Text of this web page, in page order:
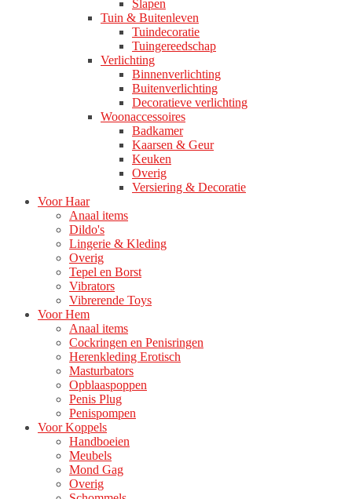
Slapen
Tuin & Buitenleven
Tuindecoratie
Tuingereedschap
Verlichting
Binnenverlichting
Buitenverlichting
Decoratieve verlichting
Woonaccessoires
Badkamer
Kaarsen & Geur
Keuken
Overig
Versiering & Decoratie
Voor Haar
Anaal items
Dildo's
Lingerie & Kleding
Overig
Tepel en Borst
Vibrators
Vibrerende Toys
Voor Hem
Anaal items
Cockringen en Penisringen
Herenkleding Erotisch
Masturbators
Opblaaspoppen
Penis Plug
Penispompen
Voor Koppels
Handboeien
Meubels
Mond Gag
Overig